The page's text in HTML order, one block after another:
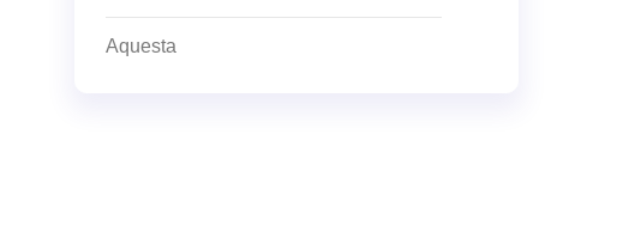
Aquesta